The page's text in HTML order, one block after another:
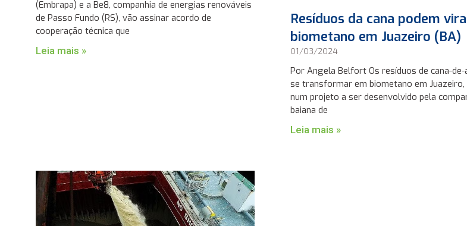
(Embrapa) e a Be8, companhia de energias renováveis
de Passo Fundo (RS), vão assinar acordo de
cooperação técnica que
Leia mais »
Resíduos da cana podem
biometano em Juazeiro (BA)
01/03/2024
Por Angela Belfort Os resíduos de cana-de-
se transformar em biometano em Juazeiro,
num projeto a ser desenvolvido pela
baiana de
Leia mais »